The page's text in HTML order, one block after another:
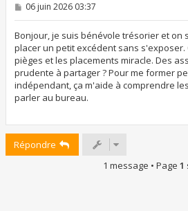
M
s
a
g
e
06 juin 2026 03:37
Bonjour, je suis bénévole trésorier et on
placer un petit excédent sans
pièges et les placements miracle. Des
prudente à partager ? Pour me former
indépendant, ça m'aide à comprendre
parler au bureau.
Répondre
1 message • Page 1